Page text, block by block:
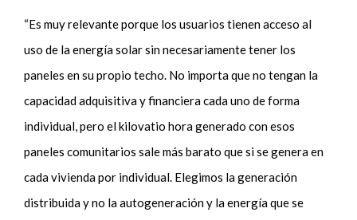
“Es muy relevante porque los usuarios tienen acceso al
uso de la energía solar sin necesariamente tener los
paneles en su propio techo. No importa que no tengan la
capacidad adquisitiva y financiera cada uno de forma
individual, pero el kilovatio hora generado con esos
paneles comunitarios sale más barato que si se genera en
cada vivienda por individual. Elegimos la generación
distribuida y no la autogeneración y la energía que se